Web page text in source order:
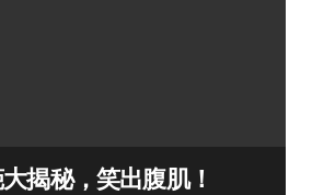
揭秘，笑出腹肌！